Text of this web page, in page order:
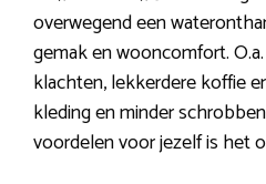
overwegend een
gemak en wooncomfort.
klachten, lekkerdere koffie
kleding en minder
voordelen voor jezelf is het